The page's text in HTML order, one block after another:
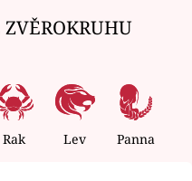
Rak Lev Panna